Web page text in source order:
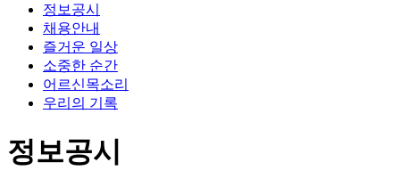
정보공시
채용안내
즐거운 일상
소중한 순간
어르신목소리
우리의 기록
정보공시